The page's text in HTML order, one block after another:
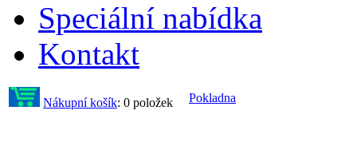
Speciální nabídka
Kontakt
Nákupní košík: 0 položek Pokladna